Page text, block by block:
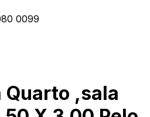
0099
Quarto ,sala